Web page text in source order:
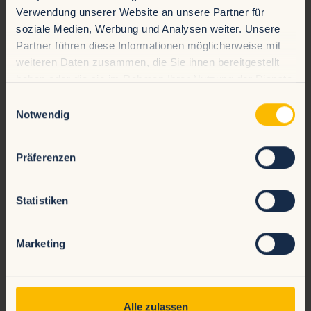
Verwendung unserer Website an unsere Partner für
soziale Medien, Werbung und Analysen weiter. Unsere
Partner führen diese Informationen möglicherweise mit
weiteren Daten zusammen, die Sie ihnen bereitgestellt
Notwendig
Präferenzen
Statistiken
Marketing
Alle zulassen
Kontaktinformationen
E-Mail-Adresse